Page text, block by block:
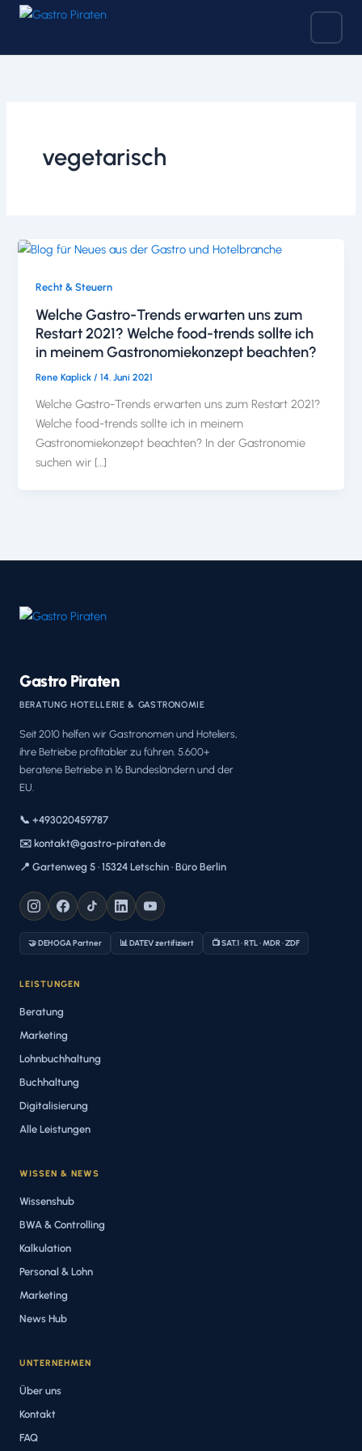
Zum
vegetarisch
Recht & Steuern
Welche Gastro-Trends erwarten uns zum
Restart 2021? Welche food-trends sollte ich
in meinem Gastronomiekonzept beachten?
Rene Kaplick/14. Juni 2021
Welche Gastro-Trends erwarten uns zum Restart 2021?
Welche food-trends sollte ich in meinem
Gastronomiekonzept beachten? In der Gastronomie
suchen wir […]
Gastro Piraten
BERATUNG HOTELLERIE & GASTRONOMIE
Seit 2010 helfen wir Gastronomen und Hoteliers,
ihre Betriebe profitabler zu führen. 5.600+
beratene Betriebe in 16 Bundesländern und der
EU.
📞 +493020459787
✉️ kontakt@gastro-piraten.de
📍 Gartenweg 5 · 15324 Letschin · Büro Berlin
🤝 DEHOGA Partner 📊 DATEV zertifiziert 📺 SAT.1 · RTL · MDR · ZDF
LEISTUNGEN
Beratung
Marketing
Lohnbuchhaltung
Buchhaltung
Digitalisierung
Alle Leistungen
WISSEN & NEWS
Wissenshub
BWA & Controlling
Kalkulation
Personal & Lohn
Marketing
News Hub
UNTERNEHMEN
Über uns
Kontakt
FAQ